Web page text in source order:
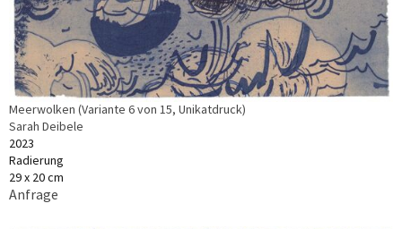
Meerwolken (Variante 6 von 15, Unikatdruck)
Sarah Deibele
2023
Radierung
29 x 20 cm
Anfrage